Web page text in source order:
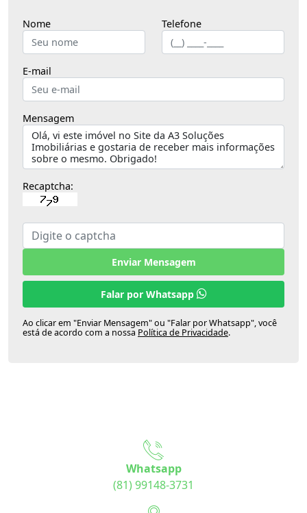
Nome Telefone
E-mail
Mensagem
Recaptcha:
Enviar Mensagem
Falar por Whatsapp
Ao clicar em "Enviar Mensagem" ou "Falar por Whatsapp", você
está de acordo com a nossa Política de Privacidade.
Whatsapp
(81) 99148-3731